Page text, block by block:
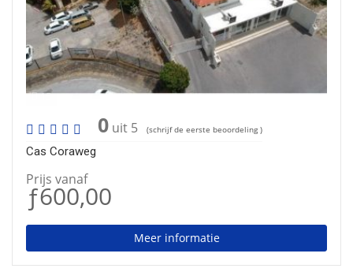
15
0 uit 5 (schrijf de eerste beoordeling )
Cas Coraweg
Prijs vanaf
ƒ600,00
Meer informatie